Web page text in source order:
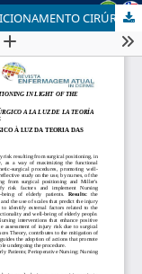
AVALIAÇÃO DO RISCO DE LESÃO POR POSICIONAMENTO CIRÚRGICO À LUZ DA TEORIA DAS CONSEQUÊNCIAS FUNCIONAIS